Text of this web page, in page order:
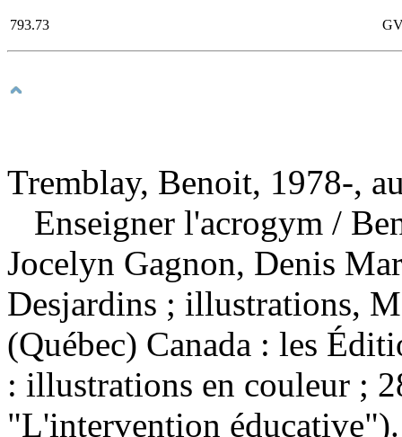
793.73
Tremblay, Benoit, 1978-,
Enseigner l'acrogym /
Jocelyn Gagnon, Denis
Desjardins ; illustrations,
(Québec) Canada : les
: illustrations en couleur ;
"L'intervention éducative").